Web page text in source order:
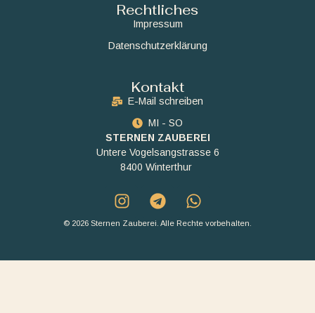
Rechtliches
Impressum
Datenschutzerklärung
Kontakt
E-Mail schreiben
MI - SO
STERNEN ZAUBEREI
Untere Vogelsangstrasse 6
8400 Winterthur
© 2026 Sternen Zauberei. Alle Rechte vorbehalten.